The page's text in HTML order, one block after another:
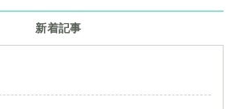
新着記事